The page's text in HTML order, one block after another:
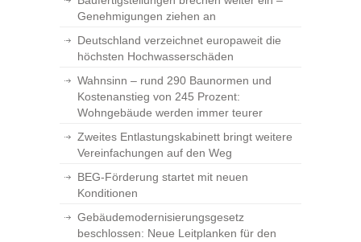
Genehmigungen ziehen an
Deutschland verzeichnet europaweit die
höchsten Hochwasserschäden
Wahnsinn – rund 290 Baunormen und
Kostenanstieg von 245 Prozent:
Wohngebäude werden immer teurer
Zweites Entlastungskabinett bringt weitere
Vereinfachungen auf den Weg
BEG-Förderung startet mit neuen
Konditionen
Gebäudemodernisierungsgesetz
beschlossen: Neue Leitplanken für den